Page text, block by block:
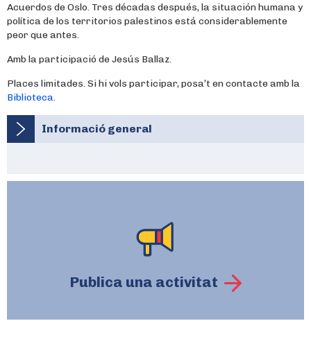
Acuerdos de Oslo. Tres décadas después, la situación humana y
política de los territorios palestinos está considerablemente
peor que antes.
Amb la participació de Jesús Ballaz.
Places limitades. Si hi vols participar, posa’t en contacte amb la
Biblioteca.
Informació general
Publica una activitat